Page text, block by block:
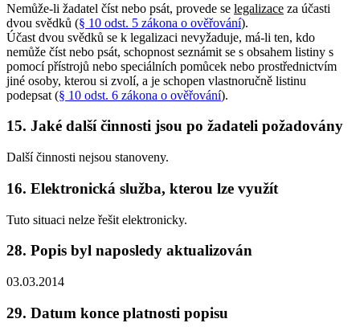
Nemůže-li žadatel číst nebo psát, provede se legalizace za účasti
dvou svědků (§ 10 odst. 5 zákona o ověřování).
Účast dvou svědků se k legalizaci nevyžaduje, má-li ten, kdo
nemůže číst nebo psát, schopnost seznámit se s obsahem listiny s
pomocí přístrojů nebo speciálních pomůcek nebo prostřednictvím
jiné osoby, kterou si zvolí, a je schopen vlastnoručně listinu
podepsat (§ 10 odst. 6 zákona o ověřování).
15. Jaké další činnosti jsou po žadateli požadovány
Další činnosti nejsou stanoveny.
16. Elektronická služba, kterou lze využít
Tuto situaci nelze řešit elektronicky.
28. Popis byl naposledy aktualizován
03.03.2014
29. Datum konce platnosti popisu